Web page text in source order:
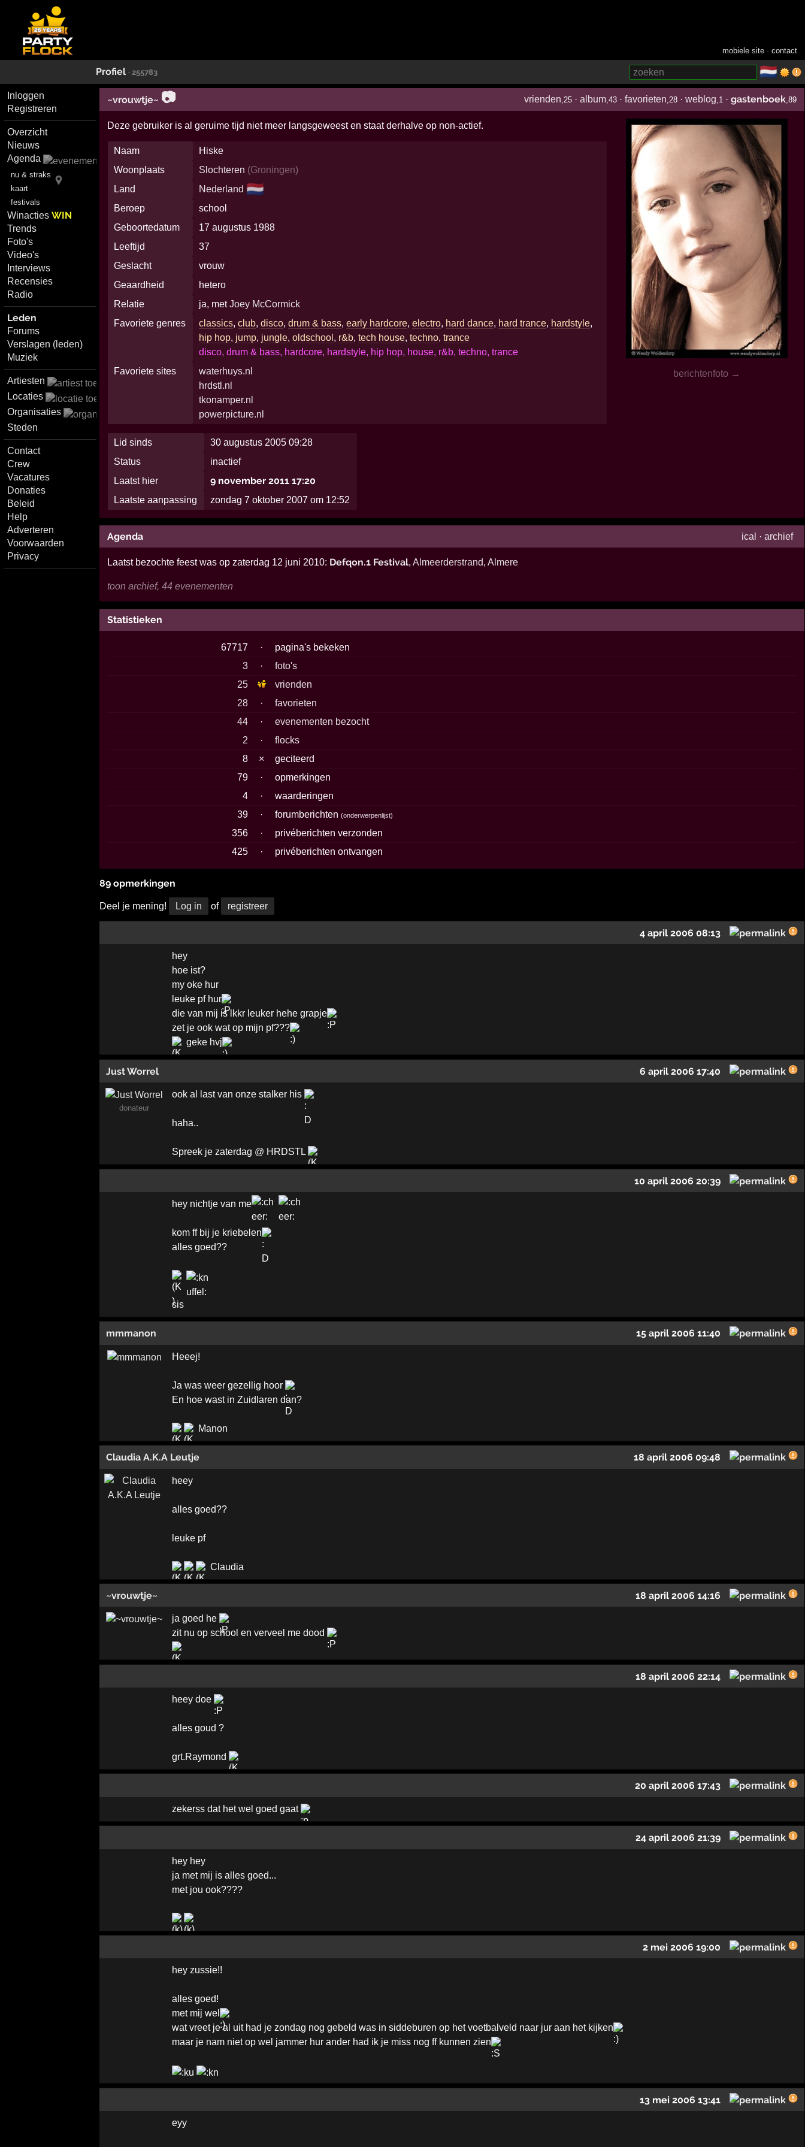
mobiele site ·contact
Profiel · 255783 🇳🇱
Inloggen
Registreren
Overzicht
Nieuws
Agenda
nu & straks
kaart
festivals
WinactiesWIN
Trends
Foto's
Video's
Interviews
Recensies
Radio
Leden
Forums
Verslagen (leden)
Muziek
Artiesten
Locaties
Organisaties
Steden
Contact
Crew
Vacatures
Donaties
Beleid
Help
Adverteren
Voorwaarden
Privacy
~vrouwtje~ 📷 vrienden ,25 ·album ,43 ·favorieten ,28 ·weblog ,1 ·gastenboek ,89
berichtenfoto →
Deze gebruiker is al geruime tijd niet meer langsgeweest en staat derhalve op non-actief.
Naam
Hiske
Woonplaats
Slochteren (Groningen)
Land
Nederland 🇳🇱
Beroep
school
Geboortedatum
17 augustus 1988
Leeftijd
37
Geslacht
vrouw
Geaardheid
hetero
Relatie
ja, metJoey McCormick
Favoriete genres
classics,club,disco,drum & bass,early hardcore,electro, hard dance, hard trance, hardstyle,
hip hop, jump, jungle,oldschool , r&b,tech house,techno,trance
disco, drum & bass, hardcore, hardstyle, hip hop, house, r&b, techno, trance
Favoriete sites
waterhuys.nl
hrdstl.nl
tkonamper.nl
powerpicture.nl
Lid sinds
30 augustus 2005 09:28
Status
inactief
Laatst hier
9 november 2011 17:20
Laatste aanpassing zondag 7 oktober 2007 om 12:52
Agenda ical · archief
Laatst bezochte feest was op zaterdag 12 juni 2010: Defqon.1 Festival, Almeerderstrand, Almere
toon archief, 44 evenementen
Statistieken
67717 ·
pagina's bekeken
3
·
foto's
25
vrienden
28
·
favorieten
44
·
evenementen bezocht
2
·
flocks
8
×
geciteerd
79
·
opmerkingen
4
·
waarderingen
39
· forumberichten(onderwerpenlijst)
356 ·
privéberichten verzonden
425
· privéberichten ontvangen
89 opmerkingen
Deel je mening! Log in of registreer
4 april 2006 08:13
hey
hoe ist?
my oke hur
leuke pf hur
die van mij is lkkr leuker hehe grapje
zet je ook wat op mijn pf???
geke hvj
Just Worrel 6 april 2006 17:40
donateur
ook al last van onze stalker his
haha..
Spreek je zaterdag @ HRDSTL
10 april 2006 20:39
hey nichtje van me
kom ff bij je kriebelen
alles goed??
sis
mmmanon 15 april 2006 11:40
Heeej!
Ja was weer gezellig hoor
En hoe wast in Zuidlaren dan?
Manon
Claudia A.K.A Leutje 18 april 2006 09:48
heey
alles goed??
leuke pf
Claudia
~vrouwtje~ 18 april 2006 14:16
ja goed he
zit nu op school en verveel me dood
18 april 2006 22:14
heey doe
alles goud ?
grt.Raymond
20 april 2006 17:43
zekerss dat het wel goed gaat
24 april 2006 21:39
hey hey
ja met mij is alles goed...
met jou ook????
2 mei 2006 19:00
hey zussie!!
alles goed!
met mij wel
wat vreet je al uit had je zondag nog gebeld was in siddeburen op het voetbalveld naar jur aan het kijken
maar je nam niet op wel jammer hur ander had ik je miss nog ff kunnen zien
13 mei 2006 13:41
eyy